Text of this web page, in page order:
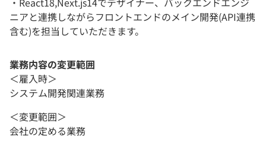
ニアと連携しながらフロントエンドのメイン開発(API連携
含む)を担当していただきます。
業務内容の変更範囲
＜雇入時＞
システム開発関連業務
＜変更範囲＞
会社の定める業務